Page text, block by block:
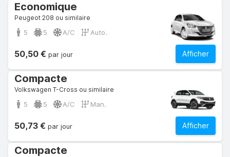
Economique
Peugeot 208 ou similaire
5 5 A/C Auto.
Afficher
50,50 € par jour
Compacte
Volkswagen T-Cross ou similaire
5 5 A/C Man.
Afficher
50,73 € par jour
Compacte